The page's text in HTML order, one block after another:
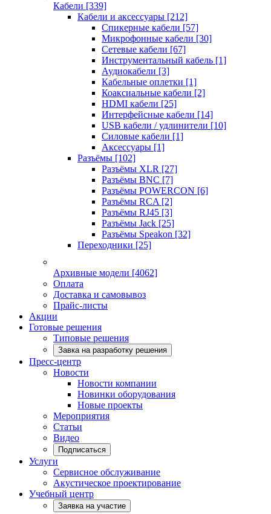
Кабели [339]
Кабели и аксессуары [212]
Спикерные кабели [57]
Микрофонные кабели [30]
Сетевые кабели [67]
Инструментальный кабель [1]
Аудиокабели [3]
Кабельные оплетки [1]
Коаксиальные кабели [2]
HDMI кабели [25]
Интерфейсные кабели [14]
USB кабели / удлинители [10]
Силовые кабели [1]
Аксессуары [1]
Разъёмы [102]
Разъёмы XLR [27]
Разъёмы BNC [7]
Разъёмы POWERCON [6]
Разъёмы RCA [2]
Разъёмы RJ45 [3]
Разъёмы Jack [25]
Разъёмы Speakon [32]
Переходники [25]
Архивные модели [4062]
Оплата
Доставка и самовывоз
Прайс-листы
Акции
Готовые решения
Типовые решения
Завка на разработку решения
Пресс-центр
Новости
Новости компании
Новинки оборудования
Новые проекты
Мероприятия
Статьи
Видео
Подписаться
Услуги
Сервисное обслуживание
Акустическое проектирование
Учебный центр
Заявка на участие